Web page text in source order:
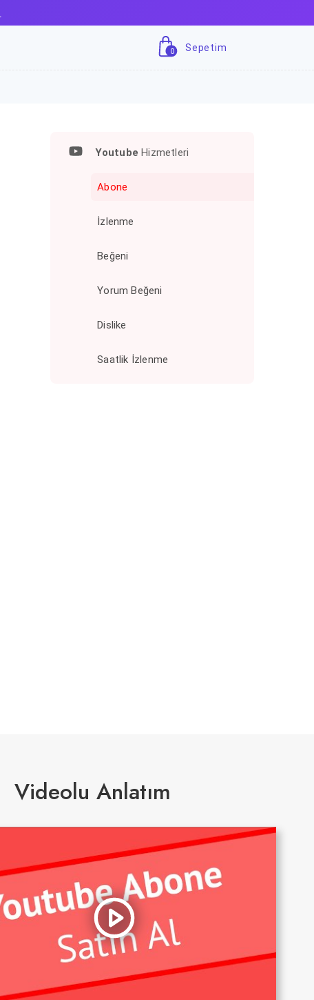
0 Sepetim
500
Youtube Hizmetleri
Abone
İzlenme
Beğeni
Yorum Beğeni
Dislike
Saatlik İzlenme
Videolu Anlatım